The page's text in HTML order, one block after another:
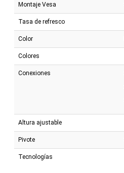
Montaje Vesa
Tasa de refresco
Color
Colores
Conexiones
Altura ajustable
Pivote
Tecnologías